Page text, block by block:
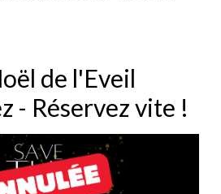
de l'Eveil
- Réservez vite !